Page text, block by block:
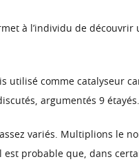
à l’individu de
comme catalyseur
argumentés 9 étayés.
variés. Multiplions le
probable que, dans